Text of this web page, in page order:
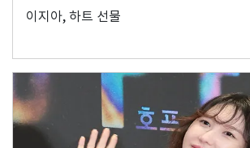
이지아, 하트 선물